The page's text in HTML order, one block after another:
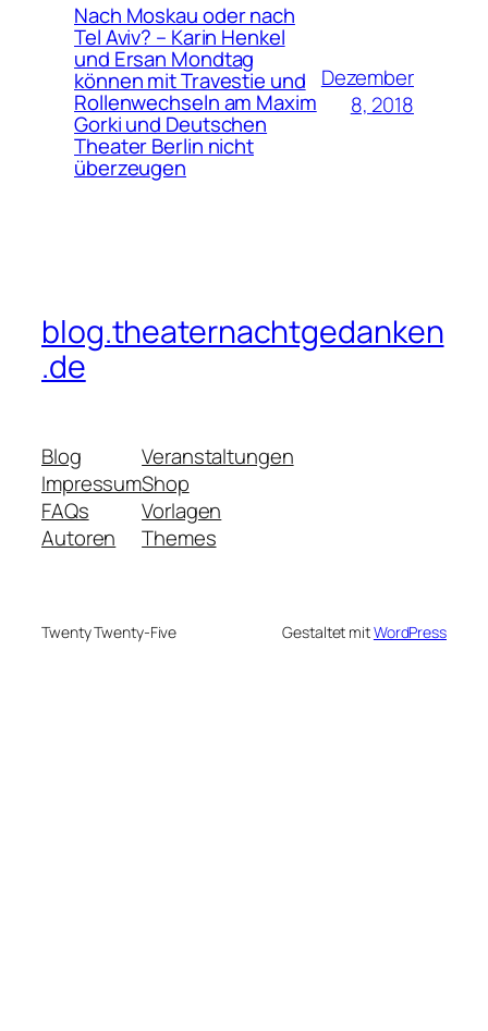
Nach Moskau oder nach
Tel Aviv? – Karin Henkel
und Ersan Mondtag
können mit Travestie und
Rollenwechseln am Maxim
Gorki und Deutschen
Theater Berlin nicht
überzeugen
Dezember
8, 2018
blog.theaternachtgedanken
.de
Blog
Impressum
FAQs
Autoren
Veranstaltungen
Shop
Vorlagen
Themes
Twenty Twenty-Five Gestaltet mitWordPress